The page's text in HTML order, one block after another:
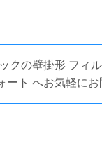
クの壁掛形 フィ
ート へお気軽に